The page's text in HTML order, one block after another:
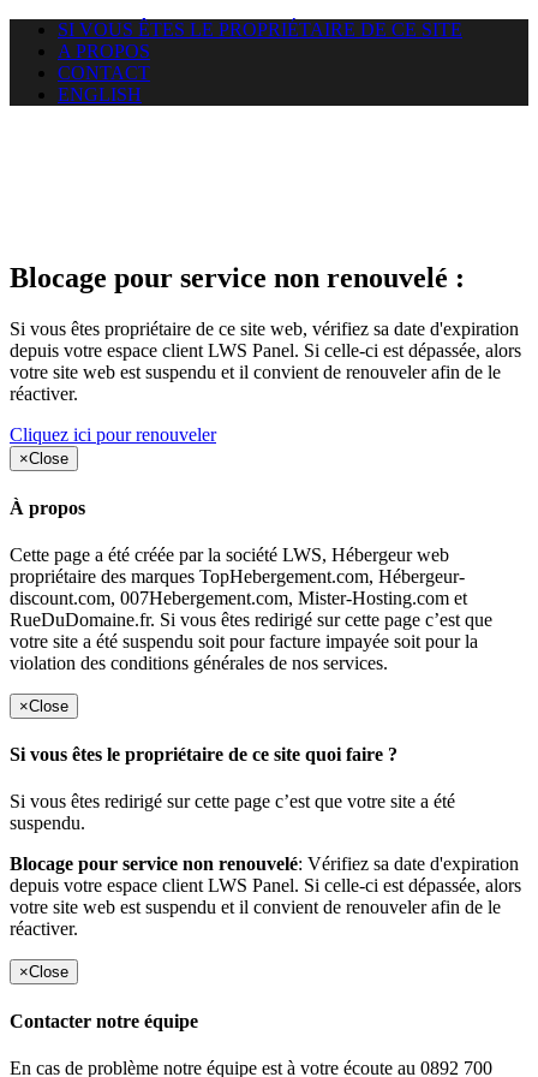
SI VOUS ÊTES LE PROPRIÉTAIRE DE CE SITE
A PROPOS
CONTACT
ENGLISH
Blocage pour service non renouvelé :
Si vous êtes propriétaire de ce site web, vérifiez sa date d'expiration
depuis votre espace client LWS Panel. Si celle-ci est dépassée, alors
votre site web est suspendu et il convient de renouveler afin de le
réactiver.
Cliquez ici pour renouveler
×Close
À propos
Cette page a été créée par la société LWS, Hébergeur web
propriétaire des marques TopHebergement.com, Hébergeur-
discount.com, 007Hebergement.com, Mister-Hosting.com et
RueDuDomaine.fr. Si vous êtes redirigé sur cette page c’est que
votre site a été suspendu soit pour facture impayée soit pour la
violation des conditions générales de nos services.
×Close
Si vous êtes le propriétaire de ce site quoi faire ?
Si vous êtes redirigé sur cette page c’est que votre site a été
suspendu.
Blocage pour service non renouvelé: Vérifiez sa date d'expiration
depuis votre espace client LWS Panel. Si celle-ci est dépassée, alors
votre site web est suspendu et il convient de renouveler afin de le
réactiver.
×Close
Contacter notre équipe
En cas de problème notre équipe est à votre écoute au 0892 700